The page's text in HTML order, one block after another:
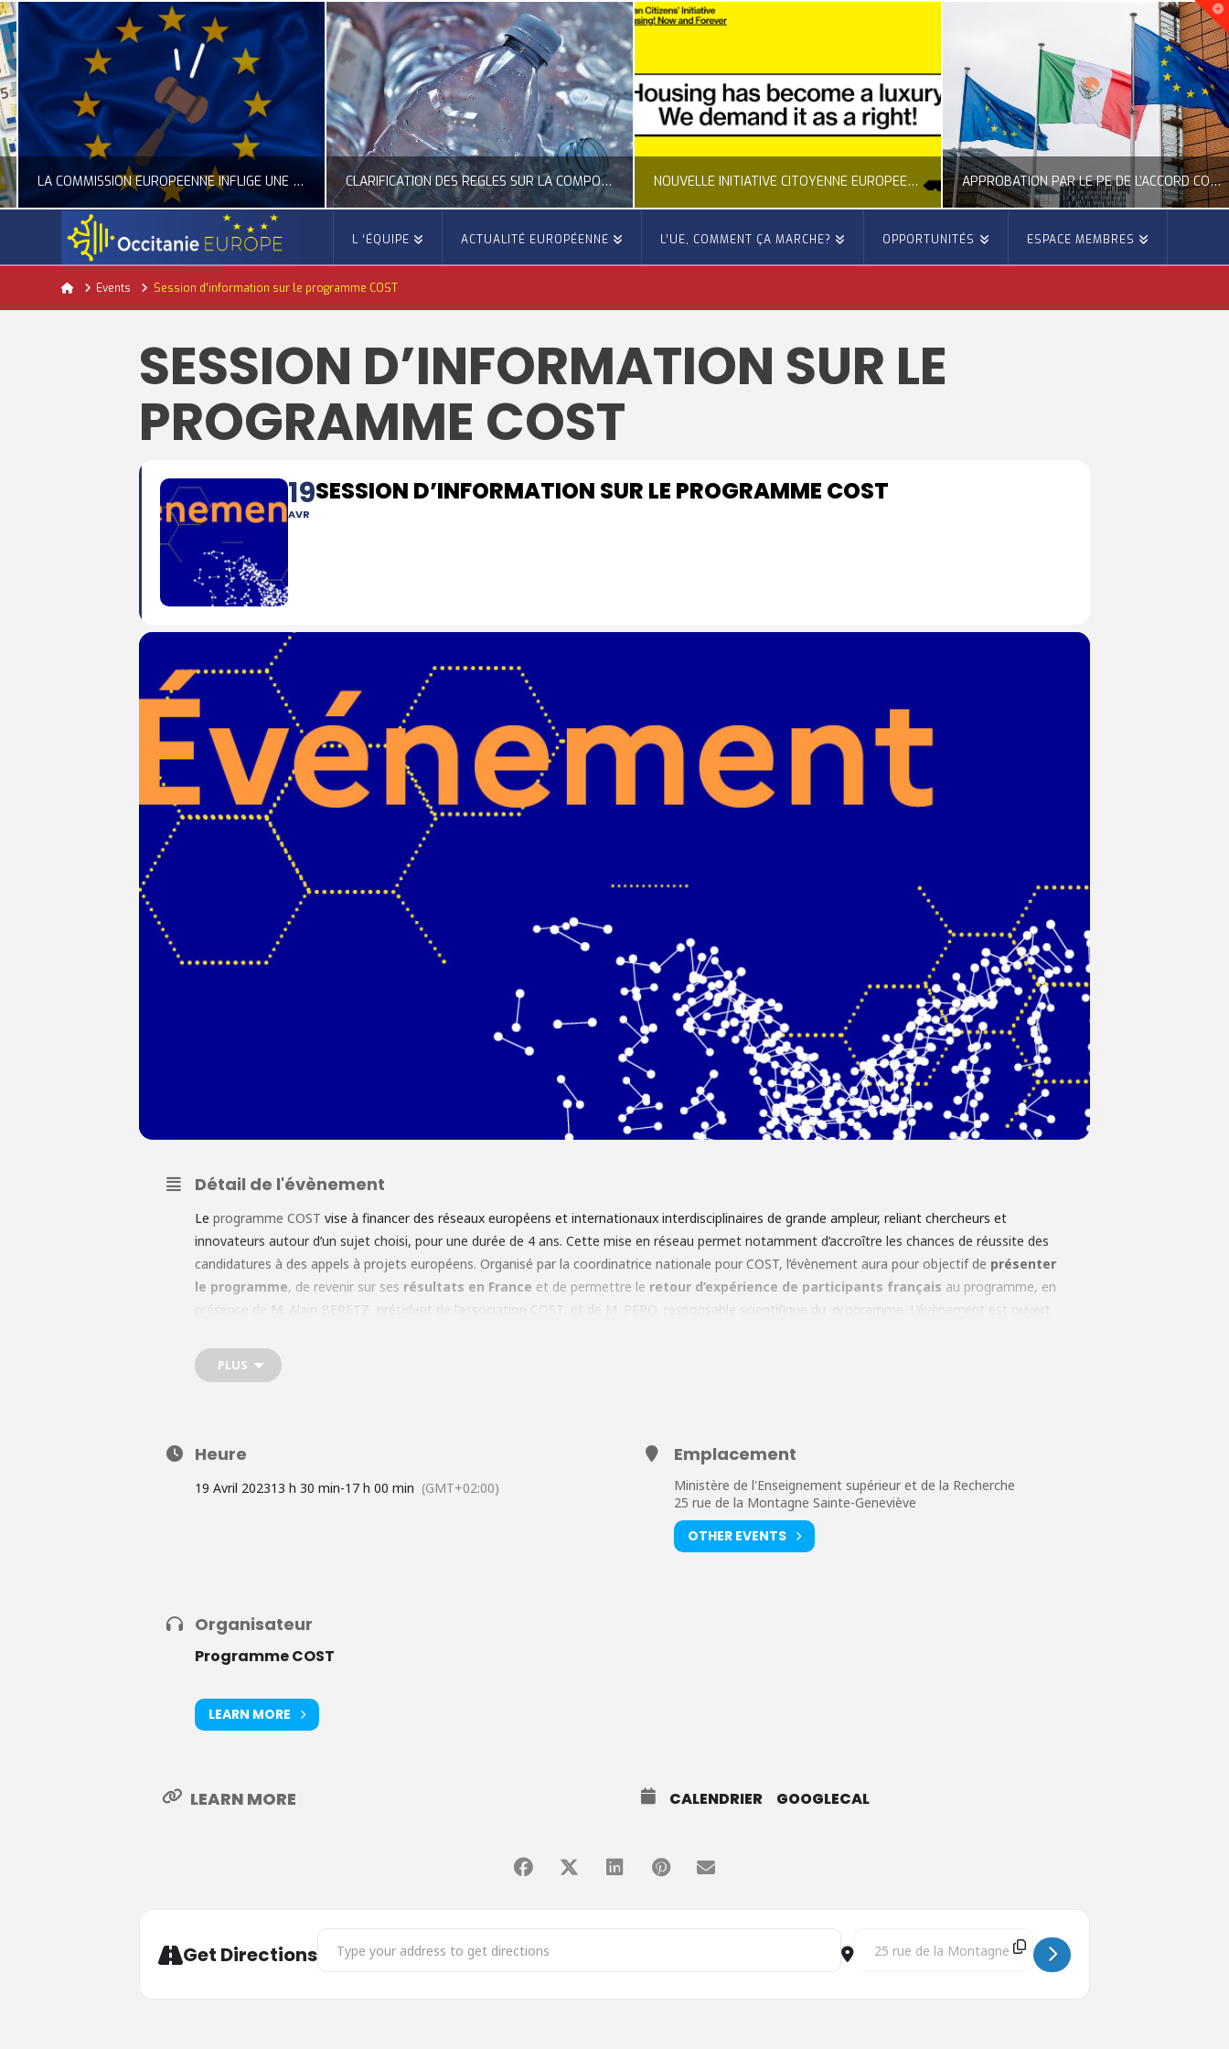
LA COMMISSION EUROPÉENNE INFLIGE UNE AMENDE RECORD À GOOGLE
ACTUALITÉ DE L'UNION EUROPÉENNE, ACTUALITÉ DE LA REPRÉSENTATION D’OCCITANIE EUROPE, NUMÉRIQUE- DIGITAL
JUILLET 24, 2026
CLARIFICATION DES RÈGLES SUR LA COMPOSITION DES BOUTEILLES PLASTIQUES
ACTUALITÉ DE L'UNION EUROPÉENNE, ACTUALITÉ DE LA REPRÉSENTATION D’OCCITANIE EUROPE, ECONOMIE CIRCULAIRE, ÉNERGIE - ENVIRONNEMENT - CLIMAT
JUILLET 24, 2026
NOUVELLE INITIATIVE CITOYENNE EUROPÉENNE SUR LE LOGEMENT
ACTUALITÉ DE L'UNION EUROPÉENNE, ACTUALITÉ DE LA REPRÉSENTATION D’OCCITANIE EUROPE, CITOYENNETÉ, LOGEMENT
JUILLET 24, 2026
APPROBATION PAR LE PE DE L’ACCORD COMMERCIAL ENTRE L’UE ET LE MEXIQUE
ACTION EXTÉRIEURE, ACTUALITÉ DE L'UNION EUROPÉENNE
L ‘ÉQUIPE ACTUALITÉ EUROPÉENNE L’UE, COMMENT ÇA MARCHE? OPPORTUNITÉS ESPACE MEMBRES
HomeEvents Session d’information sur le programme COST
SESSION D’INFORMATION SUR LE
PROGRAMME COST
19
AVR
SESSION D’INFORMATION SUR LE PROGRAMME COST
Détail de l'évènement
Le programme COST vise à financer des réseaux européens et internationaux interdisciplinaires de grande ampleur, reliant chercheurs et
innovateurs autour d’un sujet choisi, pour une durée de 4 ans. Cette mise en réseau permet notamment d’accroître les chances de réussite des
candidatures à des appels à projets européens. Organisé par la coordinatrice nationale pour COST, l’évènement aura pour objectif de présenter
le programme, de revenir sur ses résultats en France et de permettre le retour d’expérience de participants français au programme, en
présence de M. Alain BERETZ, président de l’association COST, et de M. PERO, responsable scientifique du programme. L’évènement est ouvert
citoyens, institutions publiques). Les inscriptions à l’évènement sont ouvertes dès à présent
12h.Plus d’informations sur le programme de la session
PLUS
Heure
19 Avril 202313 h 30 min-17 h 00 min (GMT+02:00)
Emplacement
Ministère de l'Enseignement supérieur et de la Recherche
25 rue de la Montagne Sainte-Geneviève
OTHER EVENTS
Organisateur
Programme COST
LEARN MORE
LEARN MORE CALENDRIER GOOGLECAL
Get Directions
Address - Session d’information sur le programme COST [bOrXf9Xef] Destination Address - Session d’information sur le